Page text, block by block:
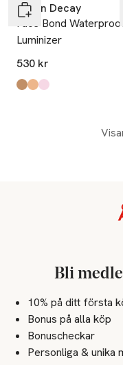
Urban Decay
Face Bond Waterproof
Luminizer
530 kr
Produkten finns i
Half Baked
Space Cowboy
Mirror Ball
Bli
10% på ditt första
Bonus på alla köp
Bonuscheckar
Personliga & unika